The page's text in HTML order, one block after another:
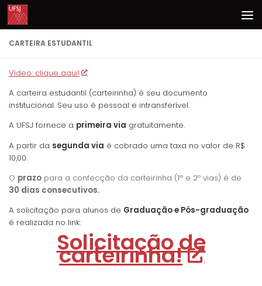
Skip to content
CARTEIRA ESTUDANTIL
Vídeo: clique aqui!
A carteira estudantil (carteirinha) é seu documento
institucional. Seu uso é pessoal e intransferível.
A UFSJ fornece a primeira via gratuitamente.
A partir da segunda via é cobrado uma taxa no valor de R$
10,00.
O prazo para a confecção da carteirinha (1ª e 2º vias) é de
30 dias consecutivos.
A solicitação para alunos de Graduação e Pós-graduação
é realizada no link:
Solicitação de
carteirinha!